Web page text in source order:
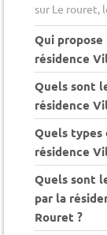
sur Le rouret,
Qui
résidence
Quels sont
résidence
Quels types
résidence
Quels sont
par la
Rouret ?